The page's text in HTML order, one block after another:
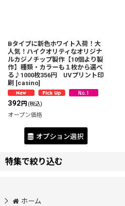
Bタイプに新色ホワイト入荷！大
人気！ハイクオリティなオリジナ
ルカジノチップ製作【10個より製
作】種類・カラーも１枚から選べ
る♪1000枚356円 UVプリント印
刷 [casino]
392 円 (税込)
オープン価格
オプション選択
特集で絞り込む
ホーム